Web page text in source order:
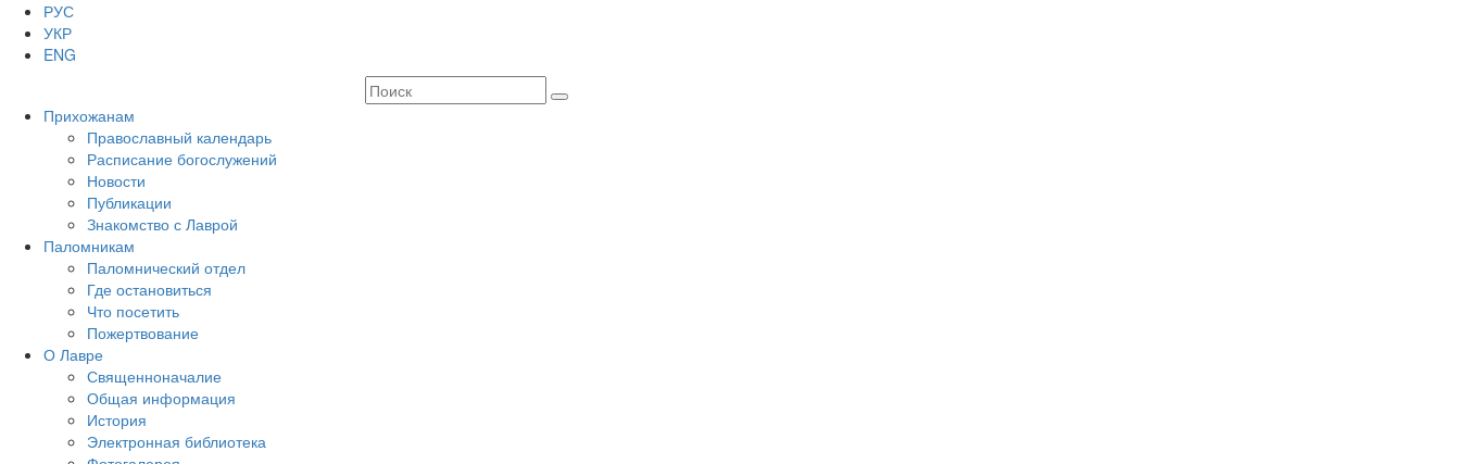
РУС
УКР
ENG
Прихожанам
Православный календарь
Расписание богослужений
Новости
Публикации
Знакомство с Лаврой
Паломникам
Паломнический отдел
Где остановиться
Что посетить
Пожертвование
О Лавре
Священноначалие
Общая информация
История
Электронная библиотека